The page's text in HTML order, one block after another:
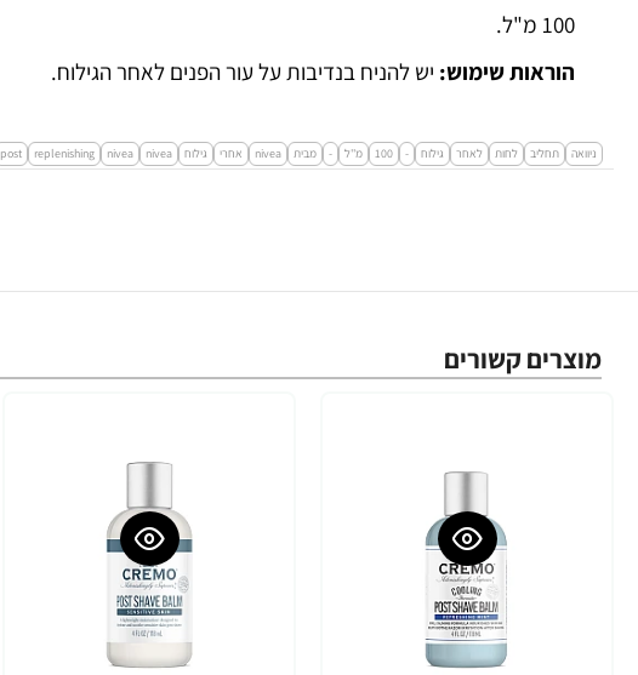
100 מ"ל.
הוראות שימוש: יש להניח בנדיבות על עור הפנים לאחר הגילוח.
ניוואה תחליב לחות לאחר גילוח -
100 מ''ל - מבית nivea אחרי גילוח nivea
nivea
replenishing
post
מוצרים קשורים